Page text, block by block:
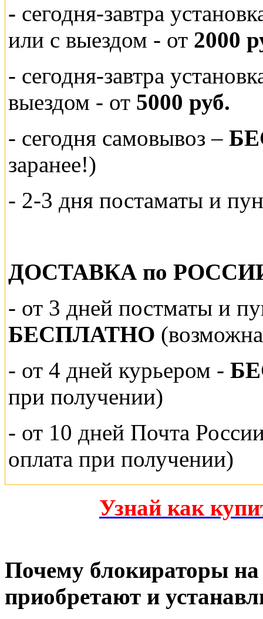
- сегодня-завтра
или с выездом - от 2000
- сегодня-завтра
выездом - от 5000 руб.
- сегодня самовывоз –
заранее!)
- 2-3 дня постаматы и
ДОСТАВКА по
- от 3 дней постматы и
БЕСПЛАТНО
- от 4 дней курьером -
при получении)
- от 10 дней Почта
оплата при получении)
Узнай как
Почему блокираторы на
приобретают и